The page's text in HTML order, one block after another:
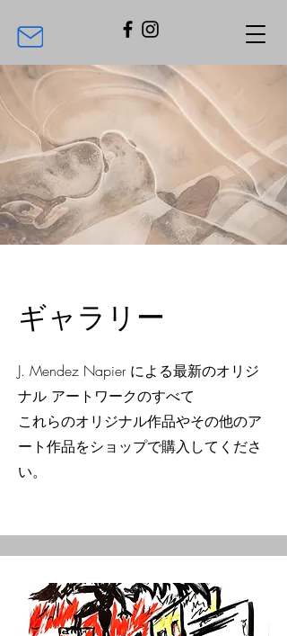
ギャラリー
J. Mendez Napier による最新のオリジ
ナル アートワークのすべて
これらのオリジナル作品やその他のア
ート作品をショップで購入してくださ
い。